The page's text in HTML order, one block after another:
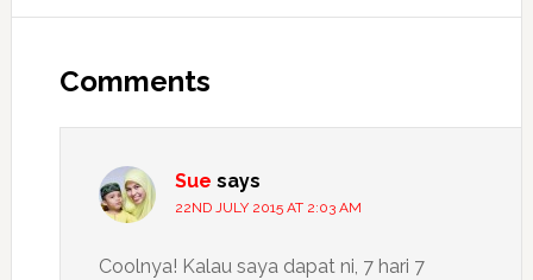
Interactions
Comments
Sue says
22ND JULY 2015 AT 2:03 AM
Coolnya! Kalau saya dapat ni, 7 hari 7